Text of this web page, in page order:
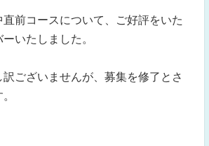
前コースについて、ご好評をいた
いたしました。
ございませんが、募集を修了とさ